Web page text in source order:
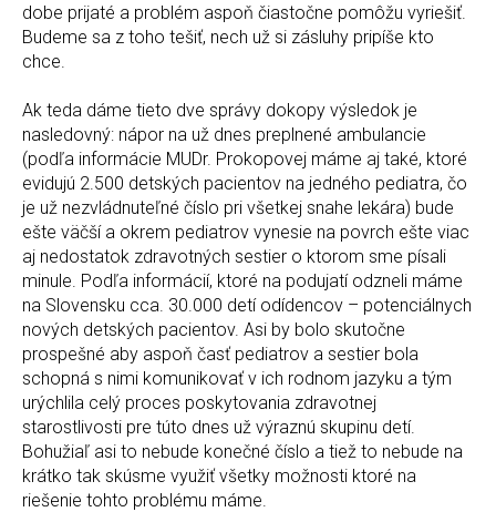
dobe prijaté a problém aspoň čiastočne pomôžu vyriešiť.
Budeme sa z toho tešiť, nech už si zásluhy pripíše kto
chce.
Ak teda dáme tieto dve správy dokopy výsledok je
nasledovný: nápor na už dnes preplnené ambulancie
(podľa informácie MUDr. Prokopovej máme aj také, ktoré
evidujú 2.500 detských pacientov na jedného pediatra, čo
je už nezvládnuteľné číslo pri všetkej snahe lekára) bude
ešte väčší a okrem pediatrov vynesie na povrch ešte viac
aj nedostatok zdravotných sestier o ktorom sme písali
minule. Podľa informácií, ktoré na podujatí odzneli máme
na Slovensku cca. 30.000 detí odídencov – potenciálnych
nových detských pacientov. Asi by bolo skutočne
prospešné aby aspoň časť pediatrov a sestier bola
schopná s nimi komunikovať v ich rodnom jazyku a tým
urýchlila celý proces poskytovania zdravotnej
starostlivosti pre túto dnes už výraznú skupinu detí.
Bohužiaľ asi to nebude konečné číslo a tiež to nebude na
krátko tak skúsme využiť všetky možnosti ktoré na
riešenie tohto problému máme.